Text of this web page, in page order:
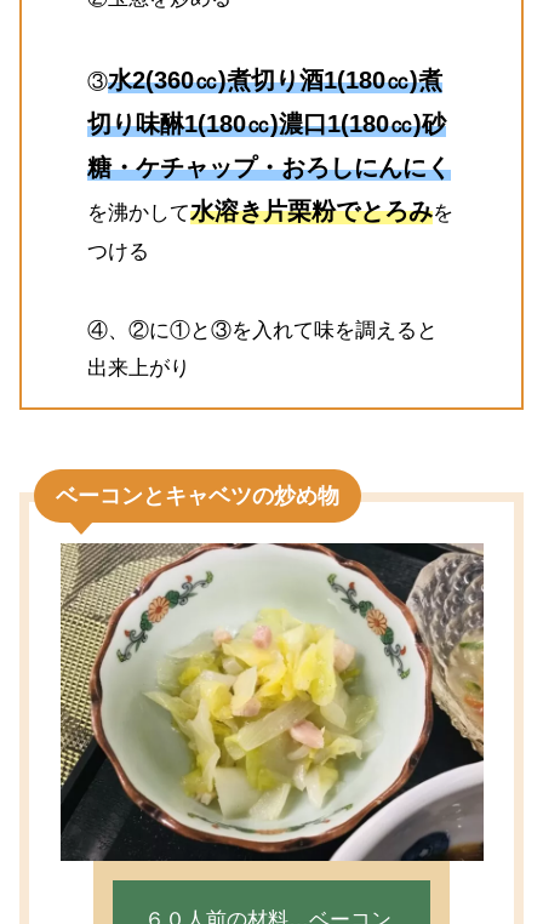
③水2(360㏄)煮切り酒1(180㏄)煮
切り味醂1(180㏄)濃口1(180㏄)砂
糖・ケチャップ・おろしにんにく
を沸かして水溶き片栗粉でとろみを
つける
④、②に①と③を入れて味を調えると
出来上がり
ベーコンとキャベツの炒め物